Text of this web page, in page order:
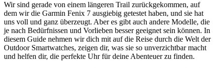
Wir sind gerade von einem längeren Trail zurückgekommen, auf
dem wir die Garmin Fenix 7 ausgiebig getestet haben, und sie hat
uns voll und ganz überzeugt. Aber es gibt auch andere Modelle, die
je nach Bedürfnissen und Vorlieben besser geeignet sein können. In
diesem Guide nehmen wir dich mit auf die Reise durch die Welt der
Outdoor Smartwatches, zeigen dir, was sie so unverzichtbar macht
und helfen dir, die perfekte Uhr für deine Abenteuer zu finden.